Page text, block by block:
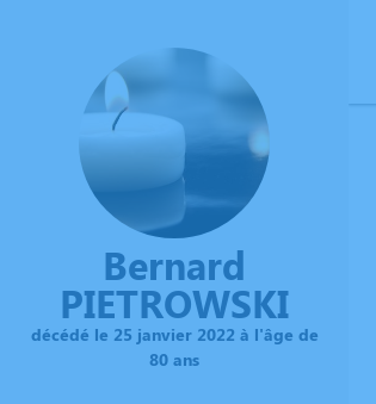
Bernard
PIETROWSKI
décédé le 25 janvier 2022 à l'âge de
80 ans